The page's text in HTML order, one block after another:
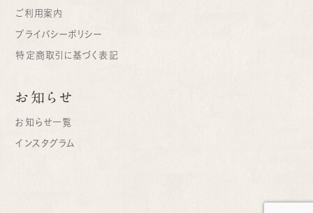
ご利用案内
プライバシーポリシー
特定商取引に基づく表記
お知らせ
お知らせ一覧
インスタグラム